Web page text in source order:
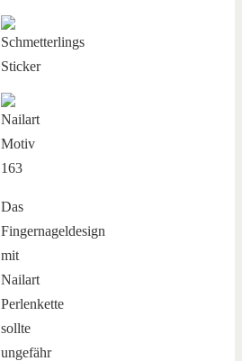
Das
Fingernageldesign
mit
Nailart
Perlenkette
sollte
ungefähr